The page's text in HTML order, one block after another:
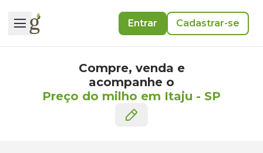
Entrar Cadastrar-se
Compre, venda e
acompanhe o
Preço do milho em Itaju - SP